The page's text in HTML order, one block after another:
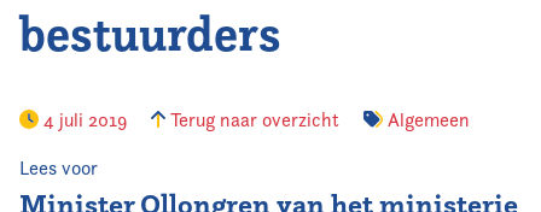
Nieuws
bestuurders
4 juli 2019 Terug naar overzicht Algemeen
Lees voor
Minister Ollongren van het ministerie